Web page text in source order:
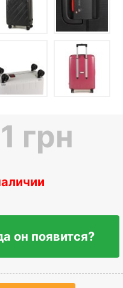
грн
он появится?